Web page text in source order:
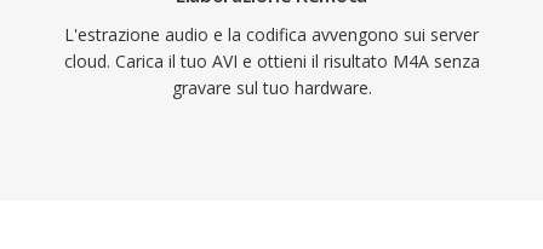
L'estrazione audio e la codifica avvengono sui server
cloud. Carica il tuo AVI e ottieni il risultato M4A senza
gravare sul tuo hardware.